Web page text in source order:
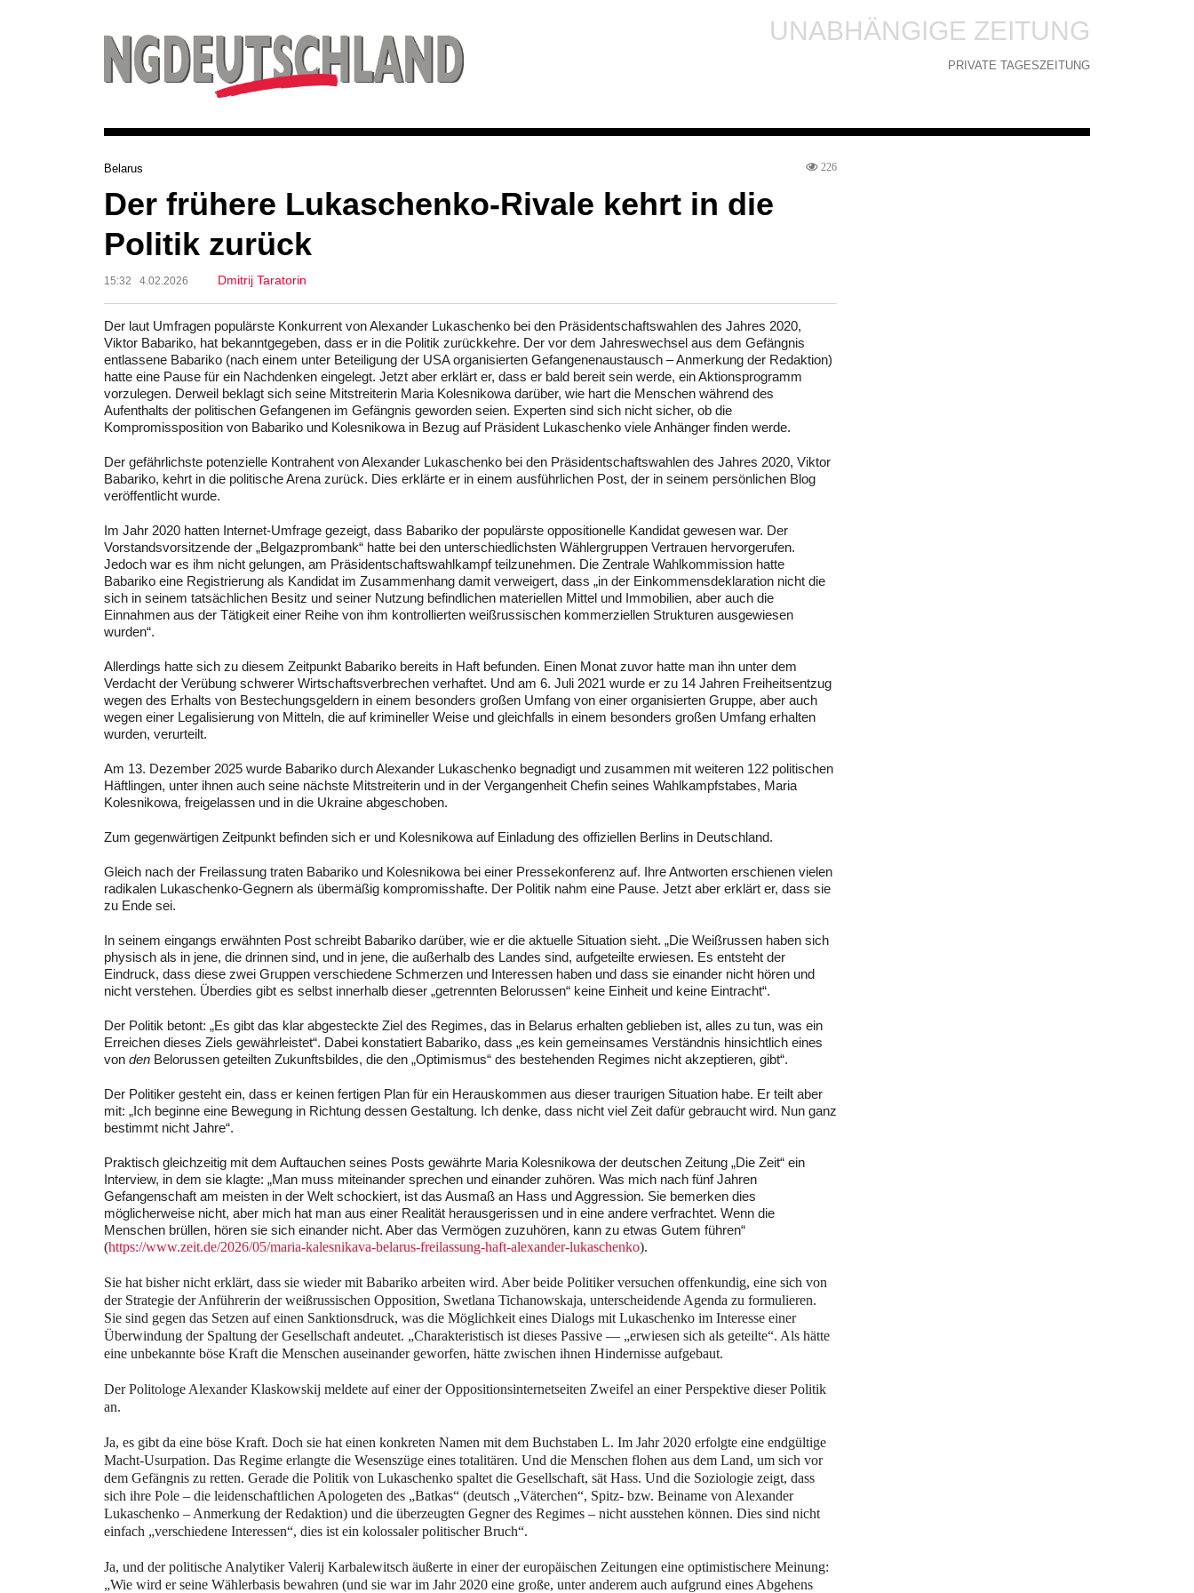
UNABHÄNGIGE ZEITUNG
PRIVATE TAGESZEITUNG
Belarus 226
Der frühere Lukaschenko-Rivale kehrt in die
Politik zurück
15:32 4.02.2026 Dmitrij Taratorin
Der laut Umfragen populärste Konkurrent von Alexander Lukaschenko bei den Präsidentschaftswahlen des Jahres 2020,
Viktor Babariko, hat bekanntgegeben, dass er in die Politik zurückkehre. Der vor dem Jahreswechsel aus dem Gefängnis
entlassene Babariko (nach einem unter Beteiligung der USA organisierten Gefangenenaustausch – Anmerkung der Redaktion)
hatte eine Pause für ein Nachdenken eingelegt. Jetzt aber erklärt er, dass er bald bereit sein werde, ein Aktionsprogramm
vorzulegen. Derweil beklagt sich seine Mitstreiterin Maria Kolesnikowa darüber, wie hart die Menschen während des
Aufenthalts der politischen Gefangenen im Gefängnis geworden seien. Experten sind sich nicht sicher, ob die
Kompromissposition von Babariko und Kolesnikowa in Bezug auf Präsident Lukaschenko viele Anhänger finden werde.
Der gefährlichste potenzielle Kontrahent von Alexander Lukaschenko bei den Präsidentschaftswahlen des Jahres 2020, Viktor
Babariko, kehrt in die politische Arena zurück. Dies erklärte er in einem ausführlichen Post, der in seinem persönlichen Blog
veröffentlicht wurde.
Im Jahr 2020 hatten Internet-Umfrage gezeigt, dass Babariko der populärste oppositionelle Kandidat gewesen war. Der
Vorstandsvorsitzende der „Belgazprombank“ hatte bei den unterschiedlichsten Wählergruppen Vertrauen hervorgerufen.
Jedoch war es ihm nicht gelungen, am Präsidentschaftswahlkampf teilzunehmen. Die Zentrale Wahlkommission hatte
Babariko eine Registrierung als Kandidat im Zusammenhang damit verweigert, dass „in der Einkommensdeklaration nicht die
sich in seinem tatsächlichen Besitz und seiner Nutzung befindlichen materiellen Mittel und Immobilien, aber auch die
Einnahmen aus der Tätigkeit einer Reihe von ihm kontrollierten weißrussischen kommerziellen Strukturen ausgewiesen
wurden“.
Allerdings hatte sich zu diesem Zeitpunkt Babariko bereits in Haft befunden. Einen Monat zuvor hatte man ihn unter dem
Verdacht der Verübung schwerer Wirtschaftsverbrechen verhaftet. Und am 6. Juli 2021 wurde er zu 14 Jahren Freiheitsentzug
wegen des Erhalts von Bestechungsgeldern in einem besonders großen Umfang von einer organisierten Gruppe, aber auch
wegen einer Legalisierung von Mitteln, die auf krimineller Weise und gleichfalls in einem besonders großen Umfang erhalten
wurden, verurteilt.
Am 13. Dezember 2025 wurde Babariko durch Alexander Lukaschenko begnadigt und zusammen mit weiteren 122 politischen
Häftlingen, unter ihnen auch seine nächste Mitstreiterin und in der Vergangenheit Chefin seines Wahlkampfstabes, Maria
Kolesnikowa, freigelassen und in die Ukraine abgeschoben.
Zum gegenwärtigen Zeitpunkt befinden sich er und Kolesnikowa auf Einladung des offiziellen Berlins in Deutschland.
Gleich nach der Freilassung traten Babariko und Kolesnikowa bei einer Pressekonferenz auf. Ihre Antworten erschienen vielen
radikalen Lukaschenko-Gegnern als übermäßig kompromisshafte. Der Politik nahm eine Pause. Jetzt aber erklärt er, dass sie
zu Ende sei.
In seinem eingangs erwähnten Post schreibt Babariko darüber, wie er die aktuelle Situation sieht. „Die Weißrussen haben sich
physisch als in jene, die drinnen sind, und in jene, die außerhalb des Landes sind, aufgeteilte erwiesen. Es entsteht der
Eindruck, dass diese zwei Gruppen verschiedene Schmerzen und Interessen haben und dass sie einander nicht hören und
nicht verstehen. Überdies gibt es selbst innerhalb dieser „getrennten Belorussen“ keine Einheit und keine Eintracht“.
Der Politik betont: „Es gibt das klar abgesteckte Ziel des Regimes, das in Belarus erhalten geblieben ist, alles zu tun, was ein
Erreichen dieses Ziels gewährleistet“. Dabei konstatiert Babariko, dass „es kein gemeinsames Verständnis hinsichtlich eines
von den Belorussen geteilten Zukunftsbildes, die den „Optimismus“ des bestehenden Regimes nicht akzeptieren, gibt“.
Der Politiker gesteht ein, dass er keinen fertigen Plan für ein Herauskommen aus dieser traurigen Situation habe. Er teilt aber
mit: „Ich beginne eine Bewegung in Richtung dessen Gestaltung. Ich denke, dass nicht viel Zeit dafür gebraucht wird. Nun ganz
bestimmt nicht Jahre“.
Praktisch gleichzeitig mit dem Auftauchen seines Posts gewährte Maria Kolesnikowa der deutschen Zeitung „Die Zeit“ ein
Interview, in dem sie klagte: „Man muss miteinander sprechen und einander zuhören. Was mich nach fünf Jahren
Gefangenschaft am meisten in der Welt schockiert, ist das Ausmaß an Hass und Aggression. Sie bemerken dies
möglicherweise nicht, aber mich hat man aus einer Realität herausgerissen und in eine andere verfrachtet. Wenn die
Menschen brüllen, hören sie sich einander nicht. Aber das Vermögen zuzuhören, kann zu etwas Gutem führen“
(https://www.zeit.de/2026/05/maria-kalesnikava-belarus-freilassung-haft-alexander-lukaschenko).
Sie hat bisher nicht erklärt, dass sie wieder mit Babariko arbeiten wird. Aber beide Politiker versuchen offenkundig, eine sich von
der Strategie der Anführerin der weißrussischen Opposition, Swetlana Tichanowskaja, unterscheidende Agenda zu formulieren.
Sie sind gegen das Setzen auf einen Sanktionsdruck, was die Möglichkeit eines Dialogs mit Lukaschenko im Interesse einer
Überwindung der Spaltung der Gesellschaft andeutet. „Charakteristisch ist dieses Passive — „erwiesen sich als geteilte“. Als hätte
eine unbekannte böse Kraft die Menschen auseinander geworfen, hätte zwischen ihnen Hindernisse aufgebaut.
Der Politologe Alexander Klaskowskij meldete auf einer der Oppositionsinternetseiten Zweifel an einer Perspektive dieser Politik
an.
Ja, es gibt da eine böse Kraft. Doch sie hat einen konkreten Namen mit dem Buchstaben L. Im Jahr 2020 erfolgte eine endgültige
Macht-Usurpation. Das Regime erlangte die Wesenszüge eines totalitären. Und die Menschen flohen aus dem Land, um sich vor
dem Gefängnis zu retten. Gerade die Politik von Lukaschenko spaltet die Gesellschaft, sät Hass. Und die Soziologie zeigt, dass
sich ihre Pole – die leidenschaftlichen Apologeten des „Batkas“ (deutsch „Väterchen“, Spitz- bzw. Beiname von Alexander
Lukaschenko – Anmerkung der Redaktion) und die überzeugten Gegner des Regimes – nicht ausstehen können. Dies sind nicht
einfach „verschiedene Interessen“, dies ist ein kolossaler politischer Bruch“.
Ja, und der politische Analytiker Valerij Karbalewitsch äußerte in einer der europäischen Zeitungen eine optimistischere Meinung:
„Wie wird er seine Wählerbasis bewahren (und sie war im Jahr 2020 eine große, unter anderem auch aufgrund eines Abgehens